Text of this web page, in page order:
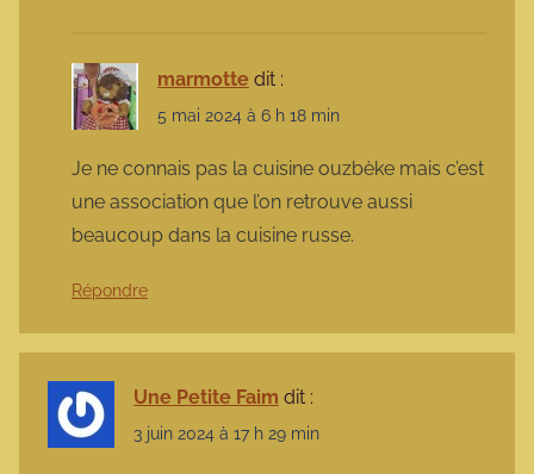
marmotte dit :
5 mai 2024 à 6 h 18 min
Je ne connais pas la cuisine ouzbèke mais c’est
une association que l’on retrouve aussi
beaucoup dans la cuisine russe.
Répondre
Une Petite Faim dit :
3 juin 2024 à 17 h 29 min